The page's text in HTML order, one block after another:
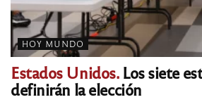
HOY MUNDO
Estados Unidos.Los siete
definirán la elección